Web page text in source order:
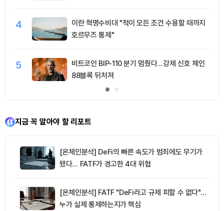
4
이란 혁명수비대 "적이 모든 조건 수용할 때까지
호르무즈 통제"
5
비트코인 BIP-110 분기 멈췄다…강제 신호 체인
88블록 뒤처져
지금 꼭 알아야 할 리포트
[온체인분석] DeFi의 빠른 속도가 범죄에도 무기가
됐다… FATF가 경고한 4대 위협
[온체인분석] FATF "DeFi라고 규제 피할 수 없다"…
누가 실제 통제하는지가 핵심